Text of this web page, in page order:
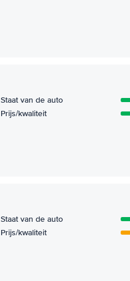
Staat van de auto
Prijs/kwaliteit
Staat van de auto
Prijs/kwaliteit